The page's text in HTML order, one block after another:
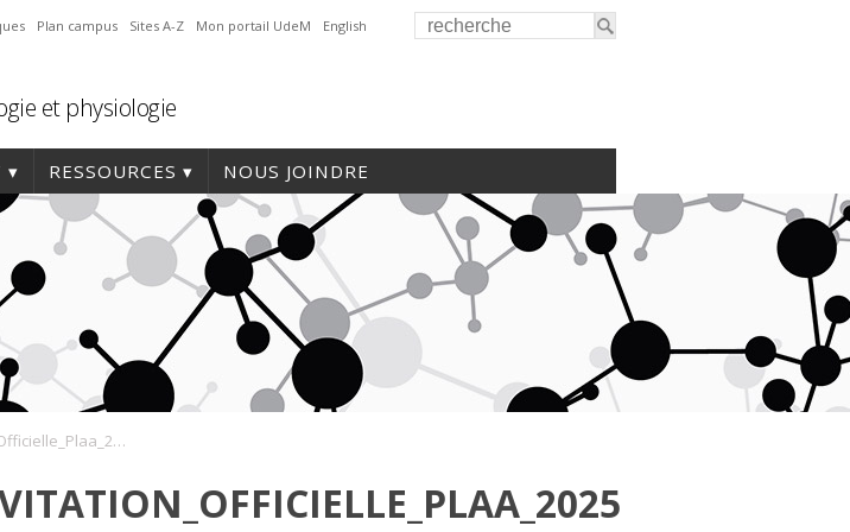
Plan campus Sites A-Z Mon portail UdeM English
et physiologie
RESSOURCES NOUS JOINDRE
Let_Invitation_Officielle_Plaa_2025